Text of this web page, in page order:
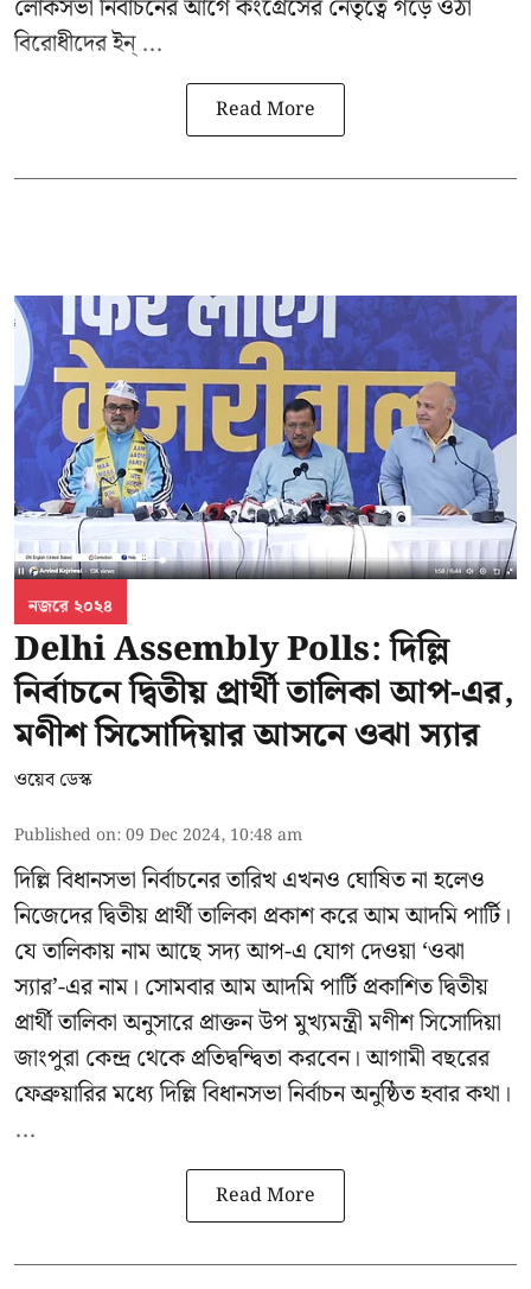
লোকসভা নির্বাচনের আগে কংগ্রেসের নেতৃত্বে গড়ে ওঠা
বিরোধীদের ইন্ ...
Read More
নজরে ২০২৪
Delhi Assembly Polls: দিল্লি
নির্বাচনে দ্বিতীয় প্রার্থী তালিকা আপ-এর,
মণীশ সিসোদিয়ার আসনে ওঝা স্যার
ওয়েব ডেস্ক
Published on:09 Dec 2024, 10:48 am
দিল্লি বিধানসভা নির্বাচনের তারিখ এখনও ঘোষিত না হলেও
নিজেদের দ্বিতীয় প্রার্থী তালিকা প্রকাশ করে আম আদমি পার্টি।
যে তালিকায় নাম আছে সদ্য আপ-এ যোগ দেওয়া ‘ওঝা
স্যার’-এর নাম। সোমবার আম আদমি পার্টি প্রকাশিত দ্বিতীয়
প্রার্থী তালিকা অনুসারে প্রাক্তন উপ মুখ্যমন্ত্রী মণীশ সিসোদিয়া
জাংপুরা কেন্দ্র থেকে প্রতিদ্বন্দ্বিতা করবেন। আগামী বছরের
ফেব্রুয়ারির মধ্যে দিল্লি বিধানসভা নির্বাচন অনুষ্ঠিত হবার কথা।
...
Read More